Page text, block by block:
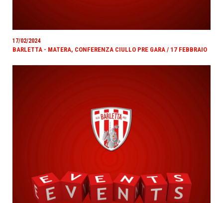
17/02/2024
BARLETTA - MATERA, CONFERENZA CIULLO PRE GARA / 17 FEBBRAIO